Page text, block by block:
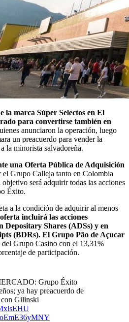
la marca Súper Selectos en El
para convertirse también en
anunciaron la operación, luego
un preacuerdo para vender la
la minorista salvadoreña.
una Oferta Pública de Adquisición
el Grupo Calleja tanto en Colombia
será adquirir todas las acciones
Éxito.
a la condición de adquirir al menos
incluirá las acciones
Depositary Shares (ADSs) y en
(BDRs). El Grupo Pão de Açucar
del Grupo Casino con el 13,31%
de participación.
Grupo Éxito
ya hay preacuerdo de
con Gilinski